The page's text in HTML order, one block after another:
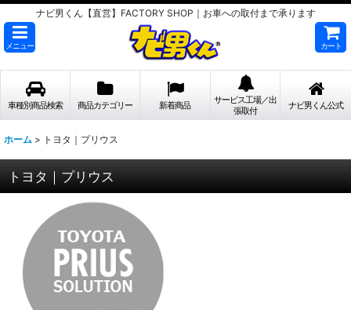
ナビ男くん【直営】FACTORY SHOP｜お車への取付まで承ります
メニュー カート
車種別商品検索 商品カテゴリー 新着商品
サービス工場／出
張取付
ナビ男くん公式
ホーム > トヨタ｜プリウス
トヨタ｜プリウス